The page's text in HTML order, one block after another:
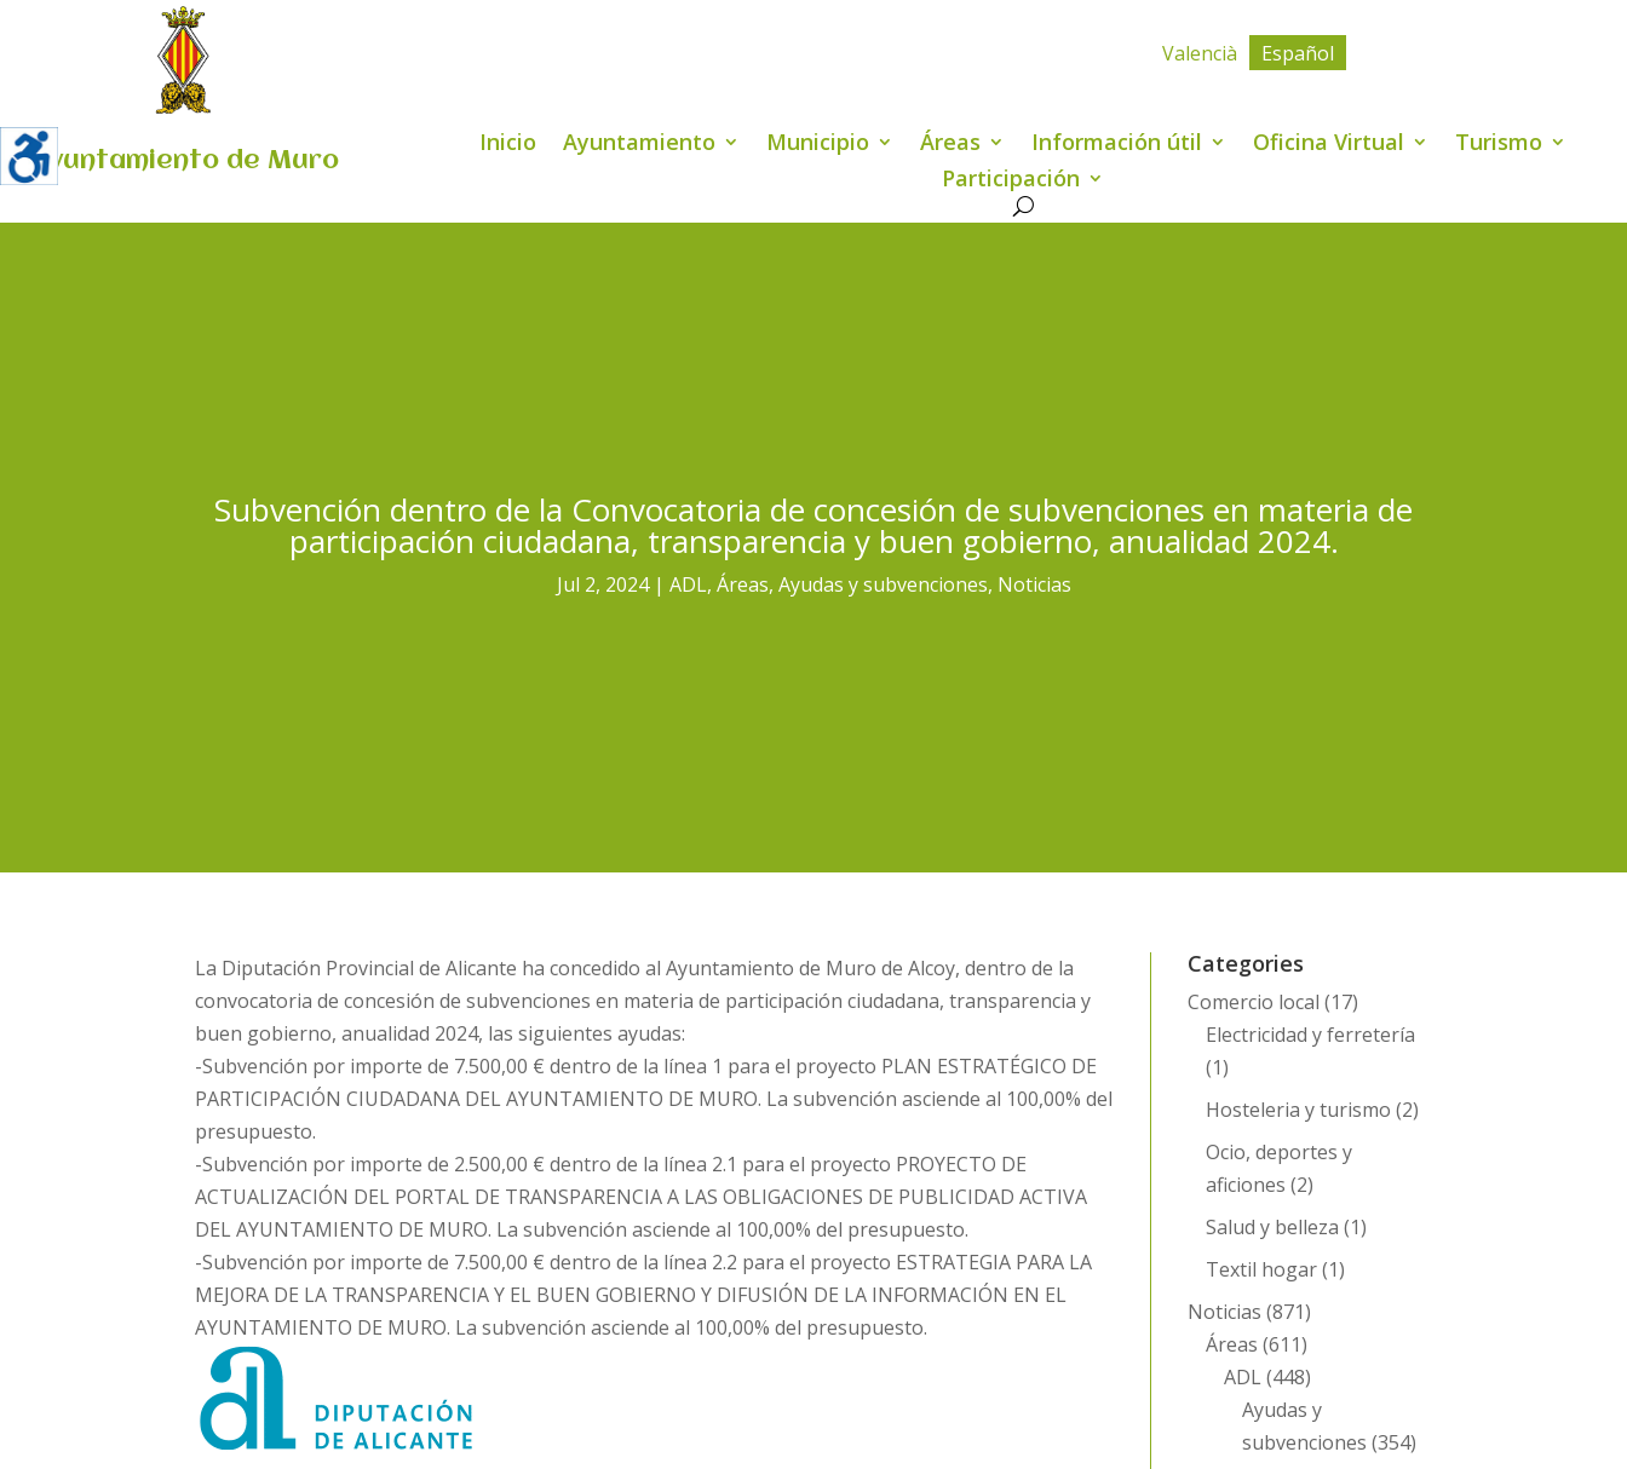
Ayuntamiento de Muro
Valencià Español
Inicio Ayuntamiento Municipio Áreas Información útil Oficina Virtual
Turismo
Participación
Subvención dentro de la Convocatoria de concesión de subvenciones en materia de
participación ciudadana, transparencia y buen gobierno, anualidad 2024.
Jul 2, 2024 ADL, Áreas, Ayudas y subvenciones, Noticias
La Diputación Provincial de Alicante ha concedido al Ayuntamiento de Muro de Alcoy, dentro de la
convocatoria de concesión de subvenciones en materia de participación ciudadana, transparencia y
buen gobierno, anualidad 2024, las siguientes ayudas:
-Subvención por importe de 7.500,00 € dentro de la línea 1 para el proyecto PLAN ESTRATÉGICO DE
PARTICIPACIÓN CIUDADANA DEL AYUNTAMIENTO DE MURO. La subvención asciende al 100,00% del
presupuesto.
-Subvención por importe de 2.500,00 € dentro de la línea 2.1 para el proyecto PROYECTO DE
ACTUALIZACIÓN DEL PORTAL DE TRANSPARENCIA A LAS OBLIGACIONES DE PUBLICIDAD ACTIVA
DEL AYUNTAMIENTO DE MURO. La subvención asciende al 100,00% del presupuesto.
-Subvención por importe de 7.500,00 € dentro de la línea 2.2 para el proyecto ESTRATEGIA PARA LA
MEJORA DE LA TRANSPARENCIA Y EL BUEN GOBIERNO Y DIFUSIÓN DE LA INFORMACIÓN EN EL
AYUNTAMIENTO DE MURO. La subvención asciende al 100,00% del presupuesto.
Categories
Comercio local (17)
Electricidad y ferretería
(1)
Hosteleria y turismo (2)
Ocio, deportes y
aficiones (2)
Salud y belleza (1)
Textil hogar(1)
Noticias (871)
Áreas (611)
ADL(448)
Ayudas y
subvenciones (354)